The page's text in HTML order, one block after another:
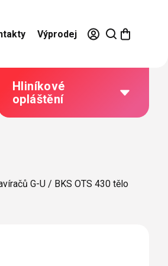
Výprodej
Hliníkové
opláštění
Barevné řešení
G-U / BKS OTS 430 tělo